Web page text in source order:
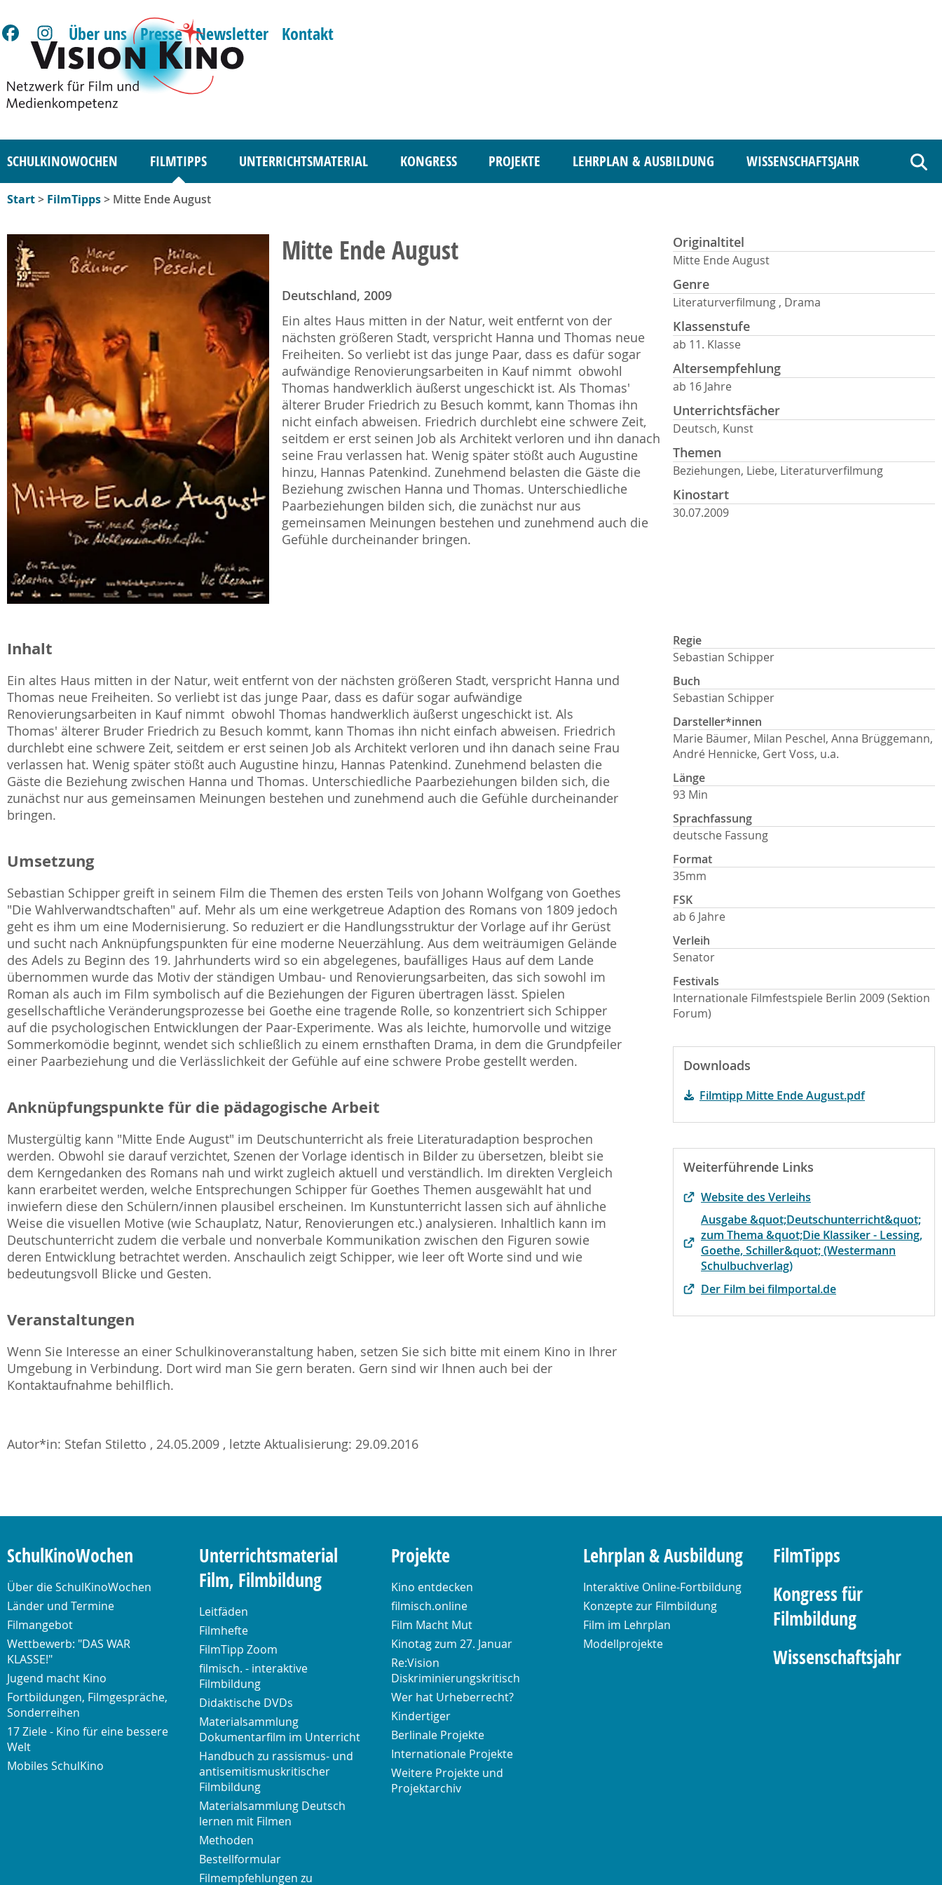
Über uns Presse Newsletter Kontakt
SCHULKINOWOCHEN FILMTIPPS UNTERRICHTSMATERIAL KONGRESS PROJEKTE LEHRPLAN & AUSBILDUNG WISSENSCHAFTSJAHR
Start> FilmTipps> Mitte Ende August
Mitte Ende August
Deutschland, 2009
Ein altes Haus mitten in der Natur, weit entfernt von der
nächsten größeren Stadt, verspricht Hanna und Thomas neue
Freiheiten. So verliebt ist das junge Paar, dass es dafür sogar
aufwändige Renovierungsarbeiten in Kauf nimmt  obwohl
Thomas handwerklich äußerst ungeschickt ist. Als Thomas'
älterer Bruder Friedrich zu Besuch kommt, kann Thomas ihn
nicht einfach abweisen. Friedrich durchlebt eine schwere Zeit,
seitdem er erst seinen Job als Architekt verloren und ihn danach
seine Frau verlassen hat. Wenig später stößt auch Augustine
hinzu, Hannas Patenkind. Zunehmend belasten die Gäste die
Beziehung zwischen Hanna und Thomas. Unterschiedliche
Paarbeziehungen bilden sich, die zunächst nur aus
gemeinsamen Meinungen bestehen und zunehmend auch die
Gefühle durcheinander bringen.
Originaltitel
Mitte Ende August
Genre
Literaturverfilmung , Drama
Klassenstufe
ab 11. Klasse
Altersempfehlung
ab 16 Jahre
Unterrichtsfächer
Deutsch, Kunst
Themen
Beziehungen, Liebe, Literaturverfilmung
Kinostart
30.07.2009
Inhalt
Ein altes Haus mitten in der Natur, weit entfernt von der nächsten größeren Stadt, verspricht Hanna und
Thomas neue Freiheiten. So verliebt ist das junge Paar, dass es dafür sogar aufwändige
Renovierungsarbeiten in Kauf nimmt  obwohl Thomas handwerklich äußerst ungeschickt ist. Als
Thomas' älterer Bruder Friedrich zu Besuch kommt, kann Thomas ihn nicht einfach abweisen. Friedrich
durchlebt eine schwere Zeit, seitdem er erst seinen Job als Architekt verloren und ihn danach seine Frau
verlassen hat. Wenig später stößt auch Augustine hinzu, Hannas Patenkind. Zunehmend belasten die
Gäste die Beziehung zwischen Hanna und Thomas. Unterschiedliche Paarbeziehungen bilden sich, die
zunächst nur aus gemeinsamen Meinungen bestehen und zunehmend auch die Gefühle durcheinander
bringen.
Umsetzung
Sebastian Schipper greift in seinem Film die Themen des ersten Teils von Johann Wolfgang von Goethes
"Die Wahlverwandtschaften" auf. Mehr als um eine werkgetreue Adaption des Romans von 1809 jedoch
geht es ihm um eine Modernisierung. So reduziert er die Handlungsstruktur der Vorlage auf ihr Gerüst
und sucht nach Anknüpfungspunkten für eine moderne Neuerzählung. Aus dem weiträumigen Gelände
des Adels zu Beginn des 19. Jahrhunderts wird so ein abgelegenes, baufälliges Haus auf dem Lande 
übernommen wurde das Motiv der ständigen Umbau- und Renovierungsarbeiten, das sich sowohl im
Roman als auch im Film symbolisch auf die Beziehungen der Figuren übertragen lässt. Spielen
gesellschaftliche Veränderungsprozesse bei Goethe eine tragende Rolle, so konzentriert sich Schipper
auf die psychologischen Entwicklungen der Paar-Experimente. Was als leichte, humorvolle und witzige
Sommerkomödie beginnt, wendet sich schließlich zu einem ernsthaften Drama, in dem die Grundpfeiler
einer Paarbeziehung und die Verlässlichkeit der Gefühle auf eine schwere Probe gestellt werden.
Anknüpfungspunkte für die pädagogische Arbeit
Mustergültig kann "Mitte Ende August" im Deutschunterricht als freie Literaturadaption besprochen
werden. Obwohl sie darauf verzichtet, Szenen der Vorlage identisch in Bilder zu übersetzen, bleibt sie
dem Kerngedanken des Romans nah und wirkt zugleich aktuell und verständlich. Im direkten Vergleich
kann erarbeitet werden, welche Entsprechungen Schipper für Goethes Themen ausgewählt hat und
inwiefern diese den Schülern/innen plausibel erscheinen. Im Kunstunterricht lassen sich auf ähnliche
Weise die visuellen Motive (wie Schauplatz, Natur, Renovierungen etc.) analysieren. Inhaltlich kann im
Deutschunterricht zudem die verbale und nonverbale Kommunikation zwischen den Figuren sowie
deren Entwicklung betrachtet werden. Anschaulich zeigt Schipper, wie leer oft Worte sind und wie
bedeutungsvoll Blicke und Gesten.
Veranstaltungen
Wenn Sie Interesse an einer Schulkinoveranstaltung haben, setzen Sie sich bitte mit einem Kino in Ihrer
Umgebung in Verbindung. Dort wird man Sie gern beraten. Gern sind wir Ihnen auch bei der
Kontaktaufnahme behilflich.
Autor*in: Stefan Stiletto , 24.05.2009 , letzte Aktualisierung: 29.09.2016
Regie
Sebastian Schipper
Buch
Sebastian Schipper
Darsteller*innen
Marie Bäumer, Milan Peschel, Anna Brüggemann,
André Hennicke, Gert Voss, u.a.
Länge
93 Min
Sprachfassung
deutsche Fassung
Format
35mm
FSK
ab 6 Jahre
Verleih
Senator
Festivals
Internationale Filmfestspiele Berlin 2009 (Sektion
Forum)
Downloads
Filmtipp Mitte Ende August.pdf
Weiterführende Links
Website des Verleihs
Ausgabe &quot;Deutschunterricht&quot;
zum Thema &quot;Die Klassiker - Lessing,
Goethe, Schiller&quot; (Westermann
Schulbuchverlag)
Der Film bei filmportal.de
SchulKinoWochen
Über die SchulKinoWochen
Länder und Termine
Filmangebot
Wettbewerb: "DAS WAR
KLASSE!"
Jugend macht Kino
Fortbildungen, Filmgespräche,
Sonderreihen
17 Ziele - Kino für eine bessere
Welt
Mobiles SchulKino
Unterrichtsmaterial
Film, Filmbildung
Leitfäden
Filmhefte
FilmTipp Zoom
filmisch. - interaktive
Filmbildung
Didaktische DVDs
Materialsammlung
Dokumentarfilm im Unterricht
Handbuch zu rassismus- und
antisemitismuskritischer
Filmbildung
Materialsammlung Deutsch
lernen mit Filmen
Methoden
Bestellformular
Filmempfehlungen zu
Projekte
Kino entdecken
filmisch.online
Film Macht Mut
Kinotag zum 27. Januar
Re:Vision
Diskriminierungskritisch
Wer hat Urheberrecht?
Kindertiger
Berlinale Projekte
Internationale Projekte
Weitere Projekte und
Projektarchiv
Lehrplan & Ausbildung
Interaktive Online-Fortbildung
Konzepte zur Filmbildung
Film im Lehrplan
Modellprojekte
FilmTipps
Kongress für
Filmbildung
Wissenschaftsjahr